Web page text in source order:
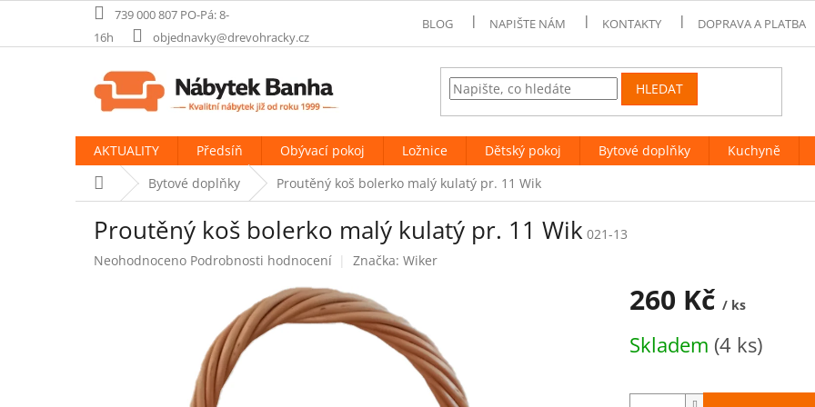
obsah
739 000 807 PO-Pá: 8-
16h
objednavky@drevohracky.cz
BLOG NAPIŠTE NÁM KONTAKTY DOPRAVA A PLATBA
HLEDAT
AKTUALITY Předsíň Obývací pokoj Ložnice Dětský pokoj Bytové doplňky Kuchyně
Domů Bytové doplňky Proutěný koš bolerko malý kulatý pr. 11 Wik
Proutěný koš bolerko malý kulatý pr. 11 Wik 021-13
Průměrné
Neohodnoceno Podrobnosti hodnocení Značka: Wiker
260 Kč / ks
cena:
Skladem (4 ks)